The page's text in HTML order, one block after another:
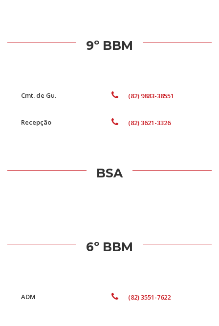
9º BBM
Cmt. de Gu. (82) 9883-38551
Recepção (82) 3621-3326
BSA
6º BBM
ADM (82) 3551-7622